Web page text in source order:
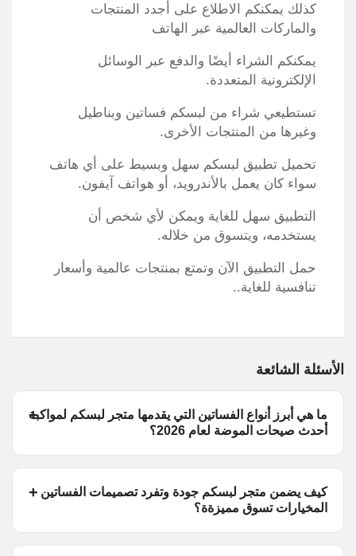
كذلك يمكنكم الاطلاع على أجدد المنتجات
والماركات العالمية عبر الهاتف
يمكنكم الشراء أيضًا والدفع عبر الوسائل
الإلكترونية المتعددة.
تستطيعي شراء من لبسكم فساتين وبناطيل
وغيرها من المنتجات الأخرى.
تحميل تطبيق لبسكم سهل وبسيط على أي هاتف
سواء كان يعمل بالأندرويد، أو هواتف آيفون.
التطبيق سهل للغاية ويمكن لأي شخص أن
يستخدمه، ويتسوق من خلاله.
حمل التطبيق الآن وتمتع بمنتجات عالمية وأسعار
تنافسية للغاية..
الأسئلة الشائعة
ما هي أبرز أنواع الفساتين التي يقدمها متجر لبسكم لمواكبة
أحدث صيحات الموضة لعام 2026؟
كيف يضمن متجر لبسكم جودة وتفرد تصميمات الفساتين
المخيارات تسوق مميزةة؟